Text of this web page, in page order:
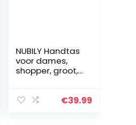
NUBILY Handtas
voor dames,
shopper, groot,
elegant, groot,
€39.99